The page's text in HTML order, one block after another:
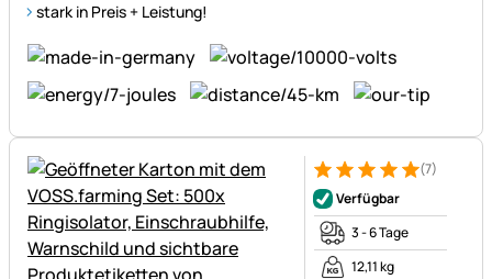
stark in Preis + Leistung!
Bewertung: 5 von 5 (7
7 Bewertungen
(7)
Verfügbar
3 - 6 Tage
12,11 kg